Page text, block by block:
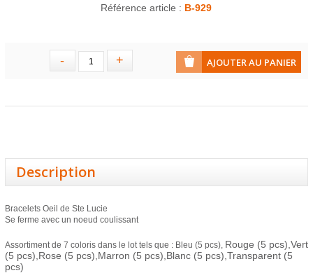
Référence article : B-929
Description
Bracelets Oeil de Ste Lucie
Se ferme avec un noeud coulissant
Assortiment de 7 coloris dans le lot tels que : Bleu (5 pcs), Rouge (5 pcs), Vert
(5 pcs), Rose (5 pcs), Marron (5 pcs), Blanc (5 pcs), Transparent (5
pcs)